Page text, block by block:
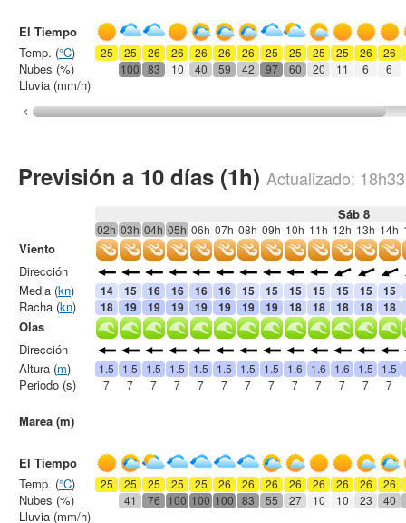
25 25 26 26 26 26 26 25 25 25 25 26
26
100 83 10 40 59 42 97 60 20 11 6 6
El Tiempo
Temp. (°C)
Nubes (%)
Lluvia (mm/h)
Previsión a 10 días (1h) Actualizado: 18h33
Sáb 8
02h 03h 04h 05h 06h 07h 08h 09h 10h 11h 12h 13h 14h
14 15 16 16 16 16 15 15 15 15 15 15
15
18
19 19 19 19 19 19 19 18 18 18 18 18
1.5 1.5 1.5 1.5 1.5 1.5 1.5 1.5 1.6 1.6 1.6 1.5 1.5
7
7 7 7 7 7 7 7 7 7 7 7 7
25 25 25 25 25 26 26 26 26 26 26 26
26
41
76 100 100 100 83 55 27 10 10 23 40
Viento
Dirección
Media (kn)
Racha (kn)
Olas
Dirección
Altura (m)
Periodo (s)
Marea (m)
El Tiempo
Temp. (°C)
Nubes (%)
Lluvia (mm/h)